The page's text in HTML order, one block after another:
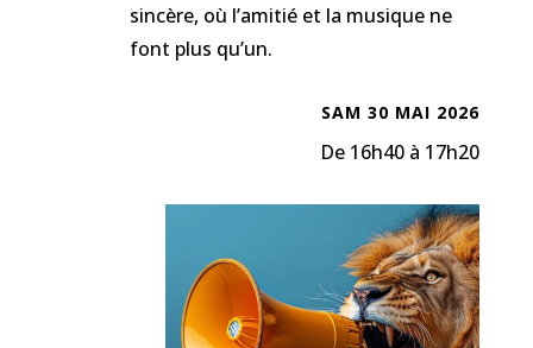
sincère, où l’amitié et la musique ne
font plus qu’un.
SAM 30 MAI 2026
De 16h40 à 17h20